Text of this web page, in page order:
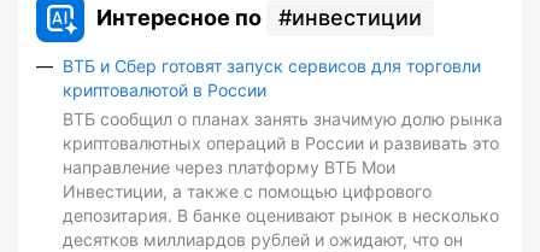
Интересное по инвестиции
ВТБ и Сбер готовят запуск сервисов для торговли
криптовалютой в России
ВТБ сообщил о планах занять значимую долю рынка
криптовалютных операций в России и развивать это
направление через платформу ВТБ Мои
Инвестиции, а также с помощью цифрового
депозитария. В банке оценивают рынок в несколько
десятков миллиардов рублей и ожидают, что он